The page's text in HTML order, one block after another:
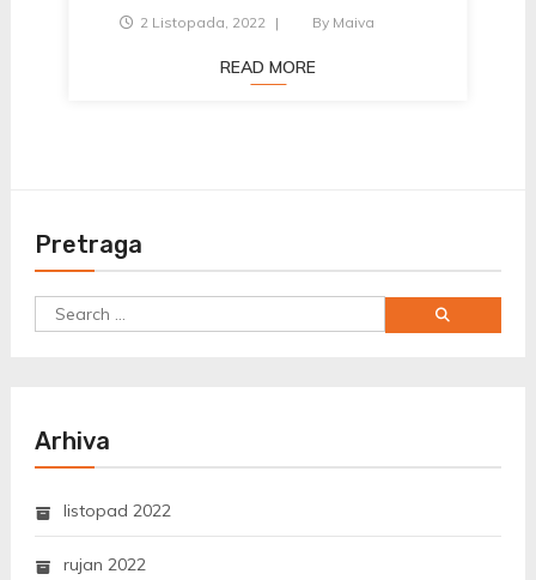
2 Listopada, 2022 By Maiva
READ MORE
Pretraga
Search
Arhiva
listopad 2022
rujan 2022